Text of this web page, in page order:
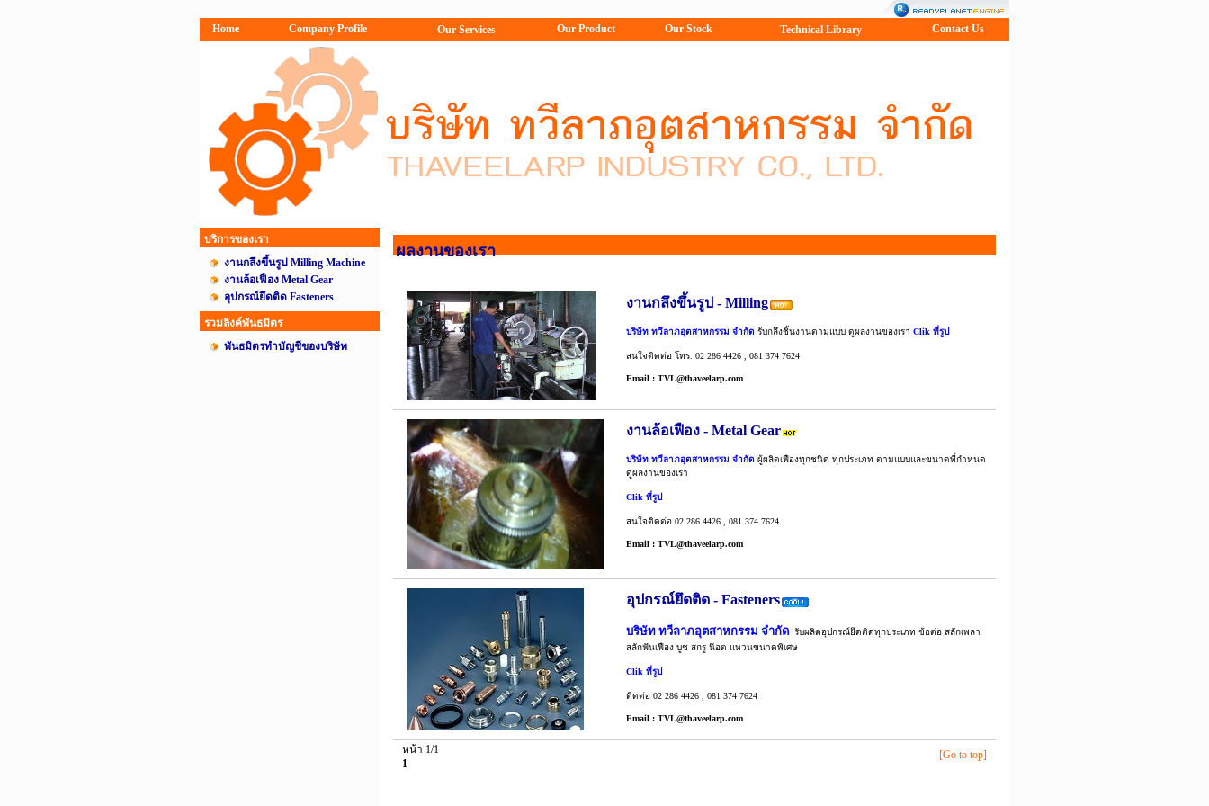
Home Company Profile Our Services Our Product Our Stock Technical Library Contact Us
บริการของเรา
งานกลึงขึ้นรูป Milling Machine
งานล้อเฟือง Metal Gear
อุปกรณ์ยึดติด Fasteners
รวมลิงค์พันธมิตร
พันธมิตรทำบัญชีของบริษัท
ผลงานของเรา
งานกลึงขึ้นรูป - Milling
บริษัท ทวีลาภอุตสาหกรรม จำกัด รับกลึงชิ้นงานตามแบบ ดูผลงานของเรา Clik ที่รูป
สนใจติดต่อ โทร. 02 286 4426 , 081 374 7624
Email : TVL@thaveelarp.com
งานล้อเฟือง - Metal Gear
บริษัท ทวีลาภอุตสาหกรรม จำกัด ผู้ผลิตเฟืองทุกชนิด ทุกประเภท ตามแบบและขนาดที่กำหนด
ดูผลงานของเรา
Clik ที่รูป
สนใจติดต่อ 02 286 4426 , 081 374 7624
Email : TVL@thaveelarp.com
อุปกรณ์ยึดติด - Fasteners
บริษัท ทวีลาภอุตสาหกรรม จำกัด รับผลิตอุปกรณ์ยึดติดทุกประเภท ข้อต่อ สลักเพลา
สลักฟันเฟือง บูช สกรู น๊อต แหวนขนาดพิเศษ
Clik ที่รูป
ติดต่อ 02 286 4426 , 081 374 7624
Email : TVL@thaveelarp.com
หน้า 1/1
1
[Go to top]